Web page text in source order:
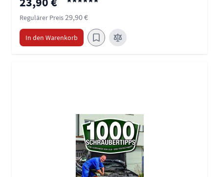
Regulärer Preis29,90 €
In den Warenkorb